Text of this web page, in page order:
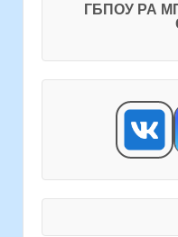
ГБПОУ РА